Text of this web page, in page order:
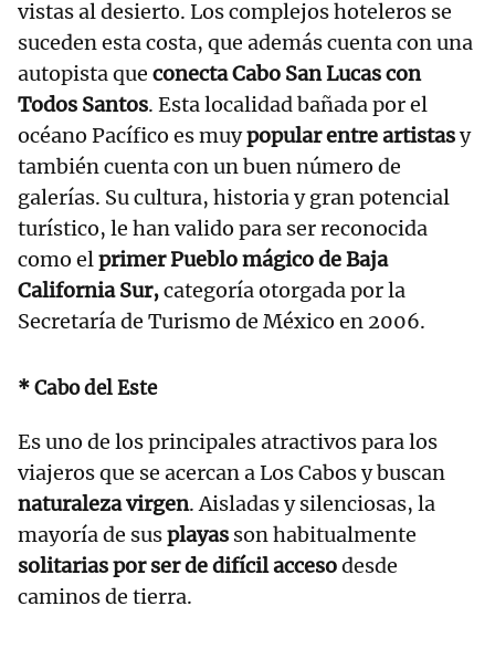
vistas al desierto. Los complejos hoteleros se
suceden esta costa, que además cuenta con una
autopista que conecta Cabo San Lucas con
Todos Santos. Esta localidad bañada por el
océano Pacífico es muypopular entre artistasy
también cuenta con un buen número de
galerías. Su cultura, historia y gran potencial
turístico, le han valido para ser reconocida
como elprimer Pueblo mágico de Baja
California Sur,categoría otorgada por la
Secretaría de Turismo de México en 2006.
* Cabo del Este
Es uno de los principales atractivos para los
viajeros que se acercan a Los Cabos y buscan
naturaleza virgen. Aisladas y silenciosas, la
mayoría de susplayas son habitualmente
solitarias por ser de difícil accesodesde
caminos de tierra.